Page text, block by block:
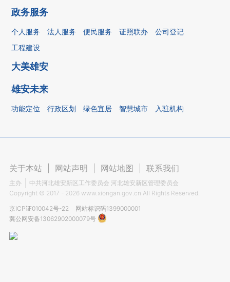
政务服务
个人服务 法人服务 便民服务 证照联办
公司登记
工程建设
大美雄安
雄安未来
功能定位 行政区划 绿色宜居 智慧城市 入驻机构
关于本站 网站声明 网站地图 联系我们
主办
中共河北雄安新区工作委员会 河北雄安新区管理委员会
Copyright © 2017 - 2026 www.xiongan.gov.cn All Rights Reserved.
京ICP证010042号-22
网站标识码1399000001
冀公网安备13062902000079号